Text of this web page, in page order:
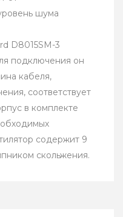
шума
D8015SM-3
подключения он
кабеля,
соответствует
в комплекте
содержит 9
скольжения.